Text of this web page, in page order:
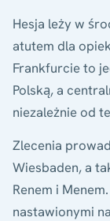
Hesja leży w
atutem dla
Frankfurcie to
Polską, a
niezależnie od
Zlecenia
Wiesbaden, a
Renem i
nastawionymi